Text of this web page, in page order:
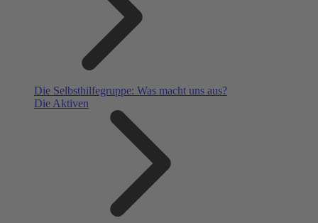
Die Selbsthilfegruppe: Was macht uns aus?
Die Aktiven